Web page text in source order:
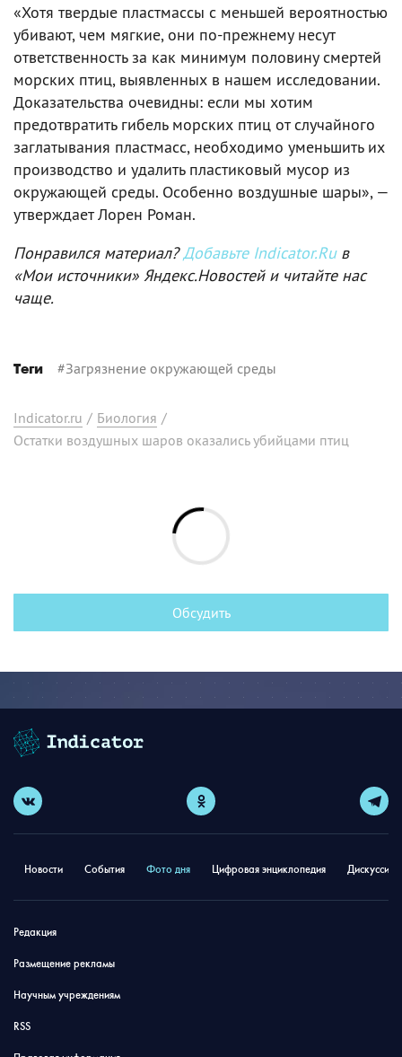
«Хотя твердые пластмассы с меньшей вероятностью
убивают, чем мягкие, они по-прежнему несут
ответственность за как минимум половину смертей
морских птиц, выявленных в нашем исследовании.
Доказательства очевидны: если мы хотим
предотвратить гибель морских птиц от случайного
заглатывания пластмасс, необходимо уменьшить их
производство и удалить пластиковый мусор из
окружающей среды. Особенно воздушные шары», —
утверждает Лорен Роман.
Понравился материал?Добавьте Indicator.Ruв
«Мои источники» Яндекс.Новостей и читайте нас
чаще.
Теги #Загрязнение окружающей среды
Indicator.ru / Биология /
Остатки воздушных шаров оказались убийцами птиц
Обсудить
Новости События Фото дня Цифровая энциклопедия
Редакция
Размещение рекламы
Научным учреждениям
RSS